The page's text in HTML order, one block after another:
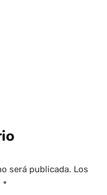
será publicada. Los
*